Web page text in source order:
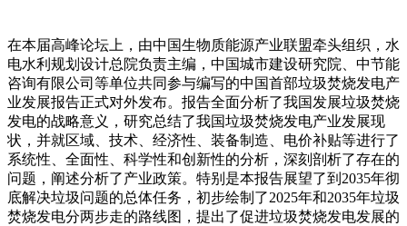
在本届高峰论坛上，由中国生物质能源产业联盟牵头组织，水
电水利规划设计总院负责主编，中国城市建设研究院、中节能
咨询有限公司等单位共同参与编写的中国首部垃圾焚烧发电产
业发展报告正式对外发布。报告全面分析了我国发展垃圾焚烧
发电的战略意义，研究总结了我国垃圾焚烧发电产业发展现
状，并就区域、技术、经济性、装备制造、电价补贴等进行了
系统性、全面性、科学性和创新性的分析，深刻剖析了存在的
问题，阐述分析了产业政策。特别是本报告展望了到2035年彻
底解决垃圾问题的总体任务，初步绘制了2025年和2035年垃圾
焚烧发电分两步走的路线图，提出了促进垃圾焚烧发电发展的